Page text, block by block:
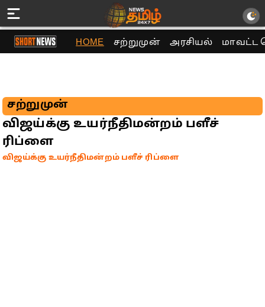
HOME சற்றுமுன் அரசியல் மாவட்ட
சற்றுமுன்
விஜய்க்கு உயர்நீதிமன்றம் பளீச்
ரிப்ளை
விஜய்க்கு உயர்நீதிமன்றம் பளீச் ரிப்ளை